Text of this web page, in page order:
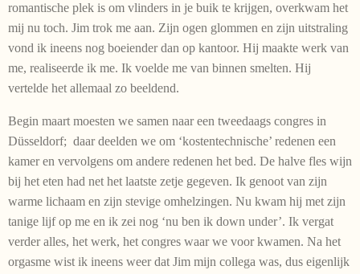
romantische plek is om vlinders in je buik te krijgen, overkwam het
mij nu toch. Jim trok me aan. Zijn ogen glommen en zijn uitstraling
vond ik ineens nog boeiender dan op kantoor. Hij maakte werk van
me, realiseerde ik me. Ik voelde me van binnen smelten. Hij
vertelde het allemaal zo beeldend.
Begin maart moesten we samen naar een tweedaags congres in
Düsseldorf; daar deelden we om ‘kostentechnische’ redenen een
kamer en vervolgens om andere redenen het bed. De halve fles wijn
bij het eten had net het laatste zetje gegeven. Ik genoot van zijn
warme lichaam en zijn stevige omhelzingen. Nu kwam hij met zijn
tanige lijf op me en ik zei nog ‘nu ben ik down under’. Ik vergat
verder alles, het werk, het congres waar we voor kwamen. Na het
orgasme wist ik ineens weer dat Jim mijn collega was, dus eigenlijk